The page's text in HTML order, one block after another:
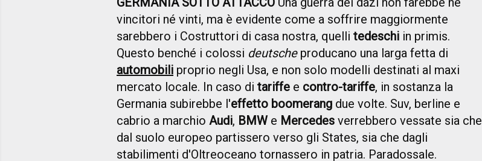
vincitori né vinti, ma è evidente come a soffrire maggiormente
sarebbero i Costruttori di casa nostra, quelli tedeschi in primis.
Questo benché i colossi deutscheproducano una larga fetta di
automobili proprio negli Usa, e non solo modelli destinati al maxi
mercato locale. In caso di tariffe e contro-tariffe, in sostanza la
Germania subirebbe l'effetto boomerang due volte. Suv, berline e
cabrio a marchio Audi, BMWe Mercedes verrebbero vessate sia che
dal suolo europeo partissero verso gli States, sia che dagli
stabilimenti d'Oltreoceano tornassero in patria. Paradossale.